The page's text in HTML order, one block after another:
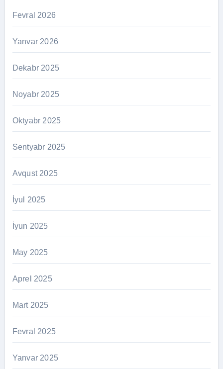
Fevral 2026
Yanvar 2026
Dekabr 2025
Noyabr 2025
Oktyabr 2025
Sentyabr 2025
Avqust 2025
İyul 2025
İyun 2025
May 2025
Aprel 2025
Mart 2025
Fevral 2025
Yanvar 2025